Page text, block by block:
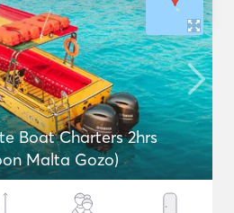
Boat Charters 2hrs
Malta Gozo)